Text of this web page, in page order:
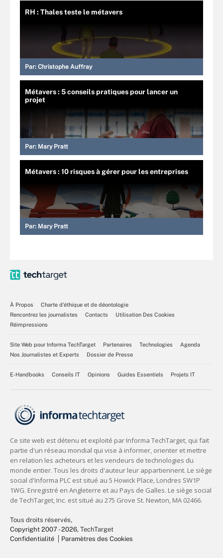
RH : Thales teste le métavers
Par: Christophe Auffray
Métavers : 5 conseils pratiques pour lancer un
projet
Par: Mary Pratt
Métavers : 10 risques à gérer pour les entreprises
Par: Mary Pratt
À Propos
Charte d’éthique et de déontologie
Rencontrez les journalistes
Contacts
Utilisation Des Cookies
Réimpressions
Site Web pour Informa TechTarget Partenaires Technologies
Agenda
Nos Journalistes et Experts
Dossier de Presse
E-Handbooks Conseils IT Opinions Guides Essentiels Projets IT
Tous droits réservés,
Copyright 2007 - 2026, TechTarget
Confidentialité
Paramètres des Cookies